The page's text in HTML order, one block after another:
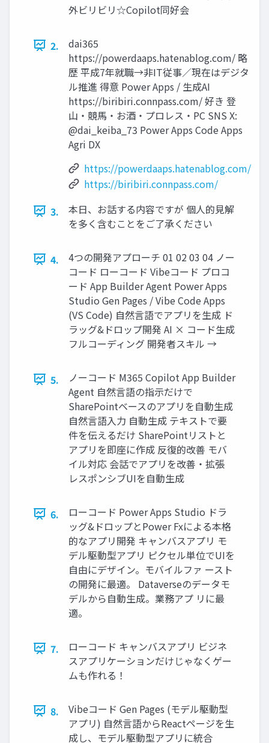
外ビリビリ☆Copilot同好会
2.
dai365
https://powerdaaps.hatenablog.com/ 略
歴 平成7年就職→非IT従事／現在はデジタ
ル推進 得意 Power Apps / 生成AI
https://biribiri.connpass.com/ 好き 登
山・競馬・お酒・プロレス・PC SNS X:
@dai_keiba_73 Power Apps Code Apps
Agri DX
https://powerdaaps.hatenablog.com/
https://biribiri.connpass.com/
3.
本日、お話する内容ですが 個人的見解
を多く含むことをご了承ください
4.
4つの開発アプローチ 01 02 03 04 ノー
コード ローコード Vibeコード プロコ
ード App Builder Agent Power Apps
Studio Gen Pages / Vibe Code Apps
(VS Code) 自然言語でアプリを生成 ド
ラッグ&ドロップ開発 AI × コード生成
フルコーディング 開発者スキル →
5.
ノーコード M365 Copilot App Builder
Agent 自然言語の指示だけで
SharePointベースのアプリを自動生成
自然言語入力 自動生成 テキストで要
件を伝えるだけ SharePointリストと
アプリを即座に作成 反復的改善 モバ
イル対応 会話でアプリを改善・拡張
レスポンシブUIを自動生成
6.
ローコード Power Apps Studio ドラ
ッグ&ドロップとPower Fxによる本格
的なアプリ開発 キャンバスアプリ モ
デル駆動型アプリ ピクセル単位でUIを
自由にデザイン。モバイルファ ースト
の開発に最適。 Dataverseのデータモ
デルから自動生成。業務アプ リに最
適。
7.
ローコード キャンバスアプリ ビジネ
スアプリケーションだけじゃなくゲー
ムも作れる！
8.
Vibeコード Gen Pages (モデル駆動型
アプリ) 自然言語からReactページを生
成し、モデル駆動型アプリに統合